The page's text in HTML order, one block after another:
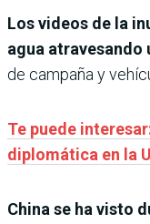
Los videos de la
agua atravesando
de campaña y
Te puede
diplomática en la
China se ha visto